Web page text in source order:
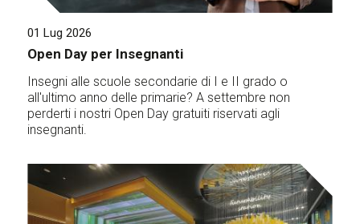
01 Lug 2026
Open Day per Insegnanti
Insegni alle scuole secondarie di I e II grado o
all'ultimo anno delle primarie? A settembre non
perderti i nostri Open Day gratuiti riservati agli
insegnanti.